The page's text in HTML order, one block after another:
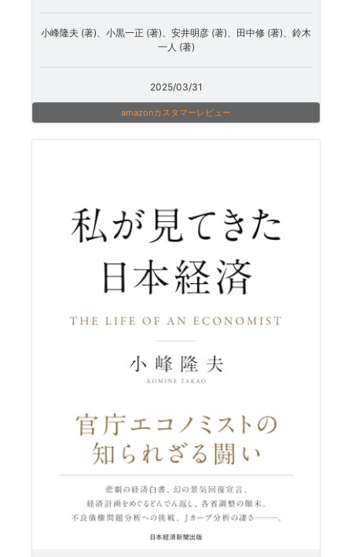
小峰隆夫 (著)、小黒一正 (著)、安井明彦 (著)、田中修 (著)、鈴木
一人 (著)
2025/03/31
amazonカスタマーレビュー